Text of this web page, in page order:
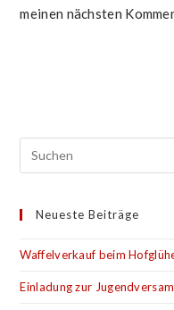
meinen nächsten
Neueste Beiträge
Waffelverkauf beim
Einladung zur